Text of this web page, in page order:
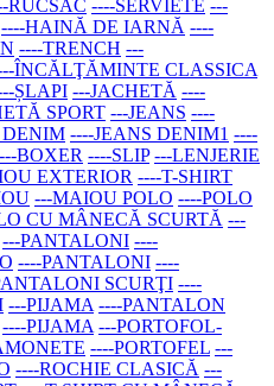
RUCSAC ----SERVIETE ---
----HAINĂ DE IARNĂ ----
----TRENCH ---
ÎNCĂLŢĂMINTE CLASSICA
ȘLAPI ---JACHETĂ ----
SPORT ---JEANS ----
DENIM ----JEANS DENIM1 ----
BOXER ----SLIP ---LENJERIE
EXTERIOR ----T-SHIRT
---MAIOU POLO ----POLO
CU MÂNECĂ SCURTĂ ---
---PANTALONI ----
----PANTALONI ----
SCURŢI ----
---PIJAMA ----PANTALON
----PIJAMA ---PORTOFOL-
----PORTOFEL ---
----ROCHIE CLASICĂ ---